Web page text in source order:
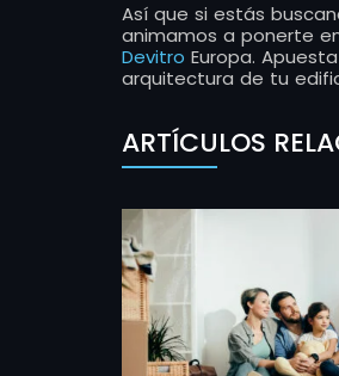
Así que si estás
animamos a ponerte
Devitro Europa.
arquitectura de tu
ARTÍCULOS